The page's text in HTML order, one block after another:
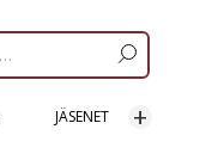
JÄSENET